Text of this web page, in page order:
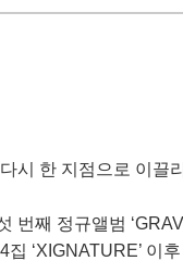
시 한 지점으로 이끌
번째 정규앨범 ‘
4집 ‘XIGNATURE’ 이